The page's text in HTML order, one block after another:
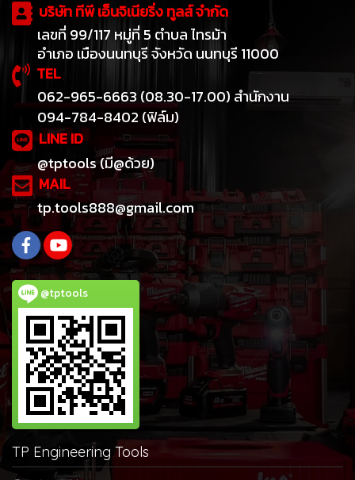
บริษัท ทีพี เอ็นจิเนียริ่ง ทูลส์ จำกัด
เลขที่ 99/117 หมู่ที่ 5 ตำบล ไทรม้า
อำเภอ เมืองนนทบุรี จังหวัด นนทบุรี 11000
TEL
062-965-6663 (08.30-17.00) สำนักงาน
094-784-8402 (ฟิล์ม)
LINE ID
@tptools (มี@ด้วย)
MAIL
tp.tools888@gmail.com
@tptools
TP Engineering Tools